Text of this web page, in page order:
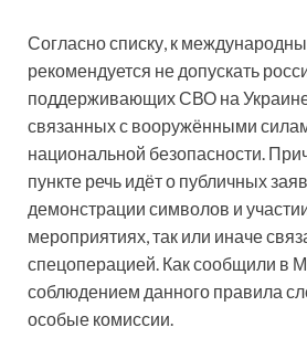
Согласно списку, к
рекомендуется не допускать
поддерживающих СВО на
связанных с вооружёнными
национальной безопасности.
пункте речь идёт о публичных
демонстрации символов и
мероприятиях, так или иначе
спецоперацией. Как сообщили в
соблюдением данного правила
особые комиссии.